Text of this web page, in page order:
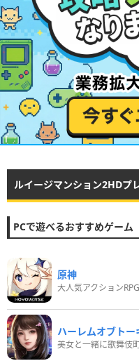
ルイージマンション2HDプ
PCで遊べるおすすめゲーム
原神
大人気アクション
ハーレムオブトー
美女と一緒に歌舞伎